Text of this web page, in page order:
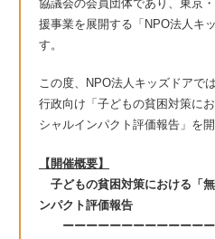
協議会の会員団体であり、東京
援事業を展開する「NPO法人キ
す。
この度、NPO法人キッズドアで
行政向け「子どもの貧困対策に
シャルインパクト評価報告」を開
【開催概要】
子どもの貧困対策における「
ンパクト評価報告
ーーーーーーーーーーーーー